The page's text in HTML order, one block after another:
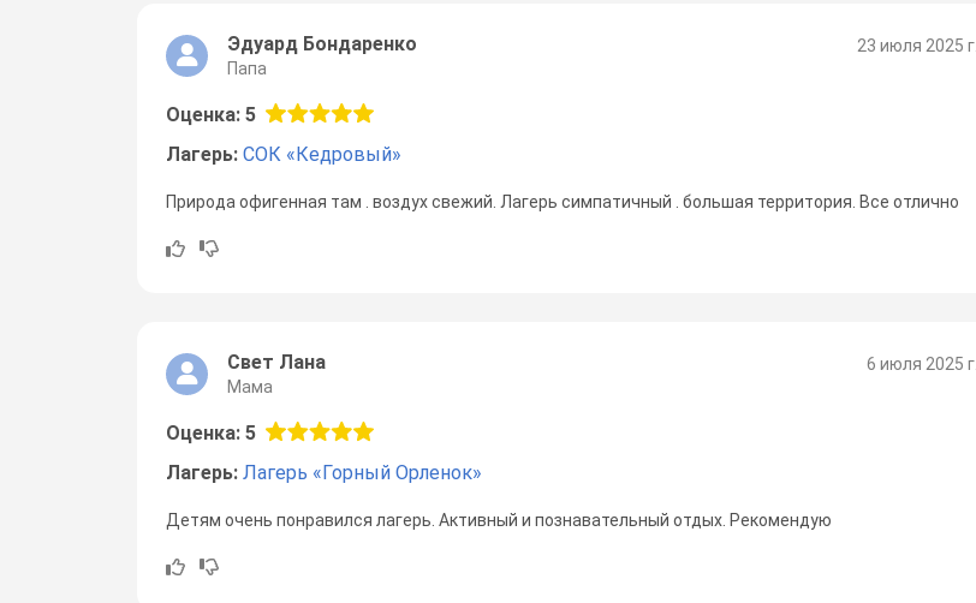
23 июля 2025 г.
Эдуард Бондаренко
Папа
Оценка: 5
Лагерь: СОК «Кедровый»
Природа офигенная там . воздух свежий. Лагерь симпатичный . большая территория. Все отлично
6 июля 2025 г.
Свет Лана
Мама
Оценка: 5
Лагерь: Лагерь «Горный Орленок»
Детям очень понравился лагерь. Активный и познавательный отдых. Рекомендую